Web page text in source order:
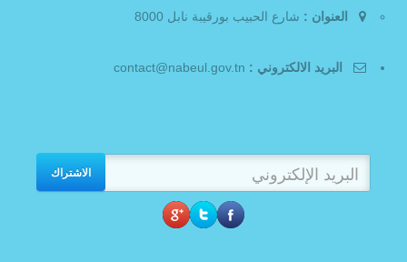
العنوان : شارع الحبيب بورقيبة نابل 8000
البريد الالكتروني :
الاشتراك